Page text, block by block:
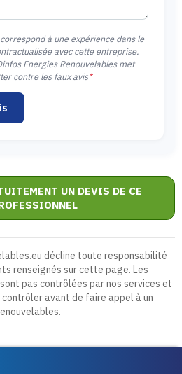
à une expérience dans le
avec cette entreprise.
Energies Renouvelables met
contre les faux avis*
UN DEVIS DE CE
décline toute responsabilité
renseignés sur cette page. Les
pas contrôlées par nos services et
contrôler avant de faire appel à un